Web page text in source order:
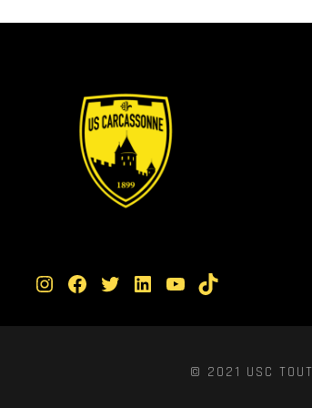
Instagram Facebook Twitter LinkedIn YouTube TikTok
© 2021 USC TOUT